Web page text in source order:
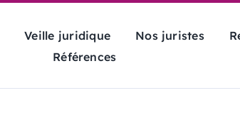
Veille juridique Nos juristes
Références